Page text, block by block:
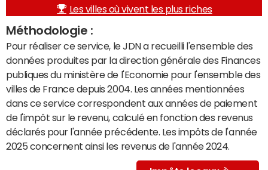
Les villes où vivent les plus riches
Méthodologie :
Pour réaliser ce service, le JDN a recueilli l'ensemble des
données produites par la direction générale des Finances
publiques du ministère de l'Economie pour l'ensemble des
villes de France depuis 2004. Les années mentionnées
dans ce service correspondent aux années de paiement
de l'impôt sur le revenu, calculé en fonction des revenus
déclarés pour l'année précédente. Les impôts de l'année
2025 concernent ainsi les revenus de l'année 2024.